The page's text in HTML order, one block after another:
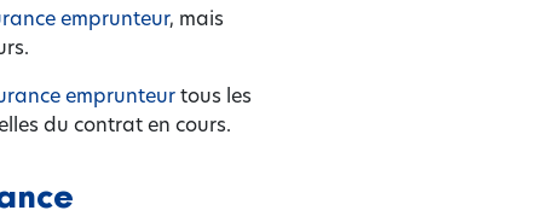
emprunteur, mais
emprunteurtous les
du contrat en cours.